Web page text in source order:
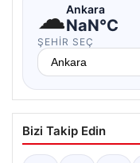
☁Ankara
NaN°C
ŞEHIR SEÇ
Bizi Takip Edin